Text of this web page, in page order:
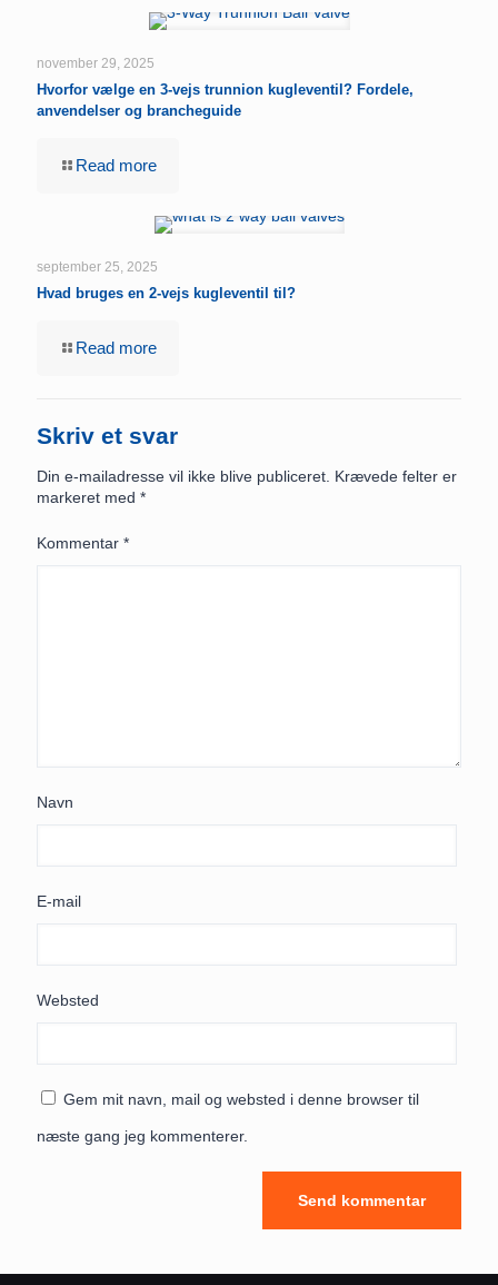
november 29, 2025
Hvorfor vælge en 3-vejs trunnion kugleventil? Fordele,
anvendelser og brancheguide
Read more
september 25, 2025
Hvad bruges en 2-vejs kugleventil til?
Read more
Skriv et svar
Din e-mailadresse vil ikke blive publiceret. Krævede felter er
markeret med *
Kommentar *
Navn
E-mail
Websted
Gem mit navn, mail og websted i denne browser til
næste gang jeg kommenterer.